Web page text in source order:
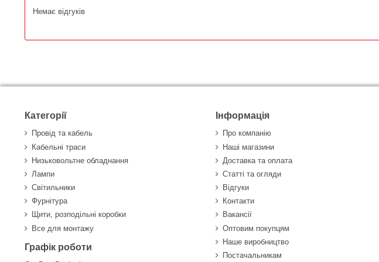
Немає відгуків
Категорії
Провід та кабель
Кабельні траси
Низьковольтне обладнання
Лампи
Світильники
Фурнітура
Щити, розподільні коробки
Все для монтажу
Графік роботи
Інформація
Про компанію
Наші магазини
Доставка та оплата
Статті та огляди
Відгуки
Контакти
Вакансії
Оптовим покупцям
Наше виробництво
Постачальникам